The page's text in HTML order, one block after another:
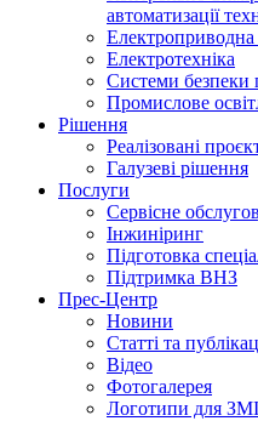
автоматизації
Електроприводна
Електротехніка
Системи безпеки
Промислове
Рішення
Реалізовані
Галузеві рішення
Послуги
Сервісне
Інжиніринг
Підготовка
Підтримка ВНЗ
Прес-Центр
Новини
Статті та
Відео
Фотогалерея
Логотипи для ЗМІ